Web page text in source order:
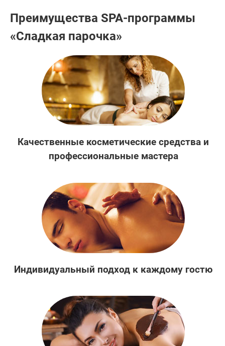
Преимущества SPA-программы
«Сладкая парочка»
Качественные косметические средства и
профессиональные мастера
Индивидуальный подход к каждому гостю